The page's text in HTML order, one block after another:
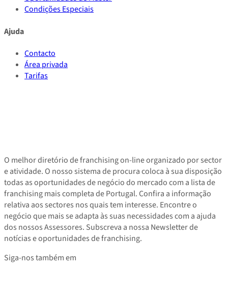
Condições Especiais
Ajuda
Contacto
Área privada
Tarifas
O melhor diretório de franchising on-line organizado por sector
e atividade. O nosso sistema de procura coloca à sua disposição
todas as oportunidades de negócio do mercado com a lista de
franchising mais completa de Portugal. Confira a informação
relativa aos sectores nos quais tem interesse. Encontre o
negócio que mais se adapta às suas necessidades com a ajuda
dos nossos Assessores. Subscreva a nossa Newsletter de
notícias e oportunidades de franchising.
Siga-nos também em